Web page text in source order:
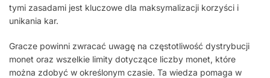
tymi zasadami jest kluczowe dla maksymalizacji korzyści i
unikania kar.
Gracze powinni zwracać uwagę na częstotliwość dystrybucji
monet oraz wszelkie limity dotyczące liczby monet, które
można zdobyć w określonym czasie. Ta wiedza pomaga w